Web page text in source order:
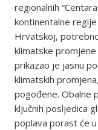
regionalnih
kontinentalne regije
Hrvatskoj,
klimatske
prikazao je jasnu
klimatskih
pogođene. Obalne
ključnih posljedica
poplava porast će